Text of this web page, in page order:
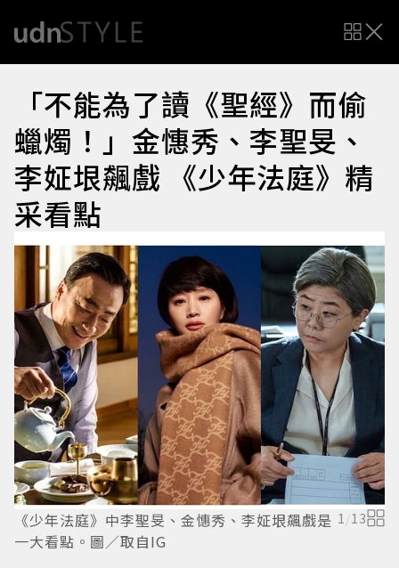
「不能為了讀《聖經》而偷
蠟燭！」金憓秀、李聖旻、
李姃垠飆戲 《少年法庭》精
采看點
《少年法庭》中李聖旻、金憓秀、李姃垠飆戲是
一大看點。圖／取自IG
1 /13